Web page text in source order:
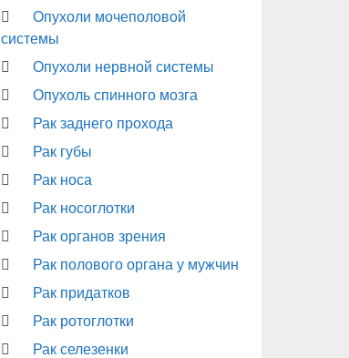
Опухоли мочеполовой
системы
Опухоли нервной системы
Опухоль спинного мозга
Рак заднего прохода
Рак губы
Рак носа
Рак носоглотки
Рак органов зрения
Рак полового органа у мужчин
Рак придатков
Рак ротоглотки
Рак селезенки